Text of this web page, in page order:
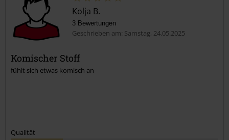
Kommentar jetzt abschicken!
Kolja B.
3 Bewertungen
Geschrieben am: Samstag, 24.05.2025
Komischer Stoff
fühlt sich etwas komisch an
Qualität